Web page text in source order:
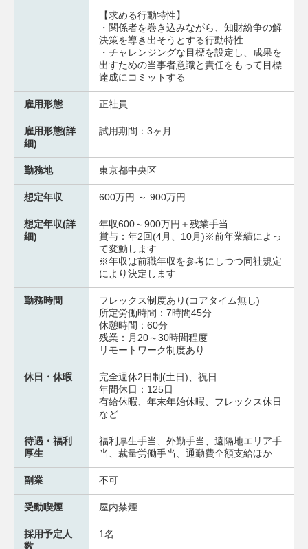
【求める行動特性】
・関係者を巻き込みながら、知財紛争の解
決策を導き出そうとする行動特性
・チャレンジングな目標を設定し、成果を
出すための当事者意識と責任をもって目標
達成にコミットする
雇用形態 正社員
雇用形態(詳
細)
試用期間：3ヶ月
勤務地 東京都中央区
想定年収 600万円 ～ 900万円
想定年収(詳
細)
年収600～900万円＋残業手当
賞与：年2回(4月、10月)※前年業績によっ
て変動します
※年収は前職年収を参考にしつつ同社規定
により決定します
勤務時間
フレックス制度あり(コアタイム無し)
所定労働時間：7時間45分
休憩時間：60分
残業：月20～30時間程度
リモートワーク制度あり
休日・休暇
完全週休2日制(土日)、祝日
年間休日：125日
有給休暇、年末年始休暇、フレックス休日
など
待遇・福利
厚生
福利厚生手当、外勤手当、遠隔地エリア手
当、裁量労働手当、通勤費全額支給ほか
副業 不可
受動喫煙 屋内禁煙
採用予定人
数
1名